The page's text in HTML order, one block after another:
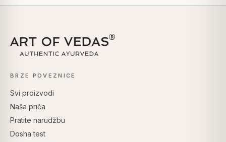
BRZE POVEZNICE
Svi proizvodi
Naša priča
Pratite narudžbu
Dosha test